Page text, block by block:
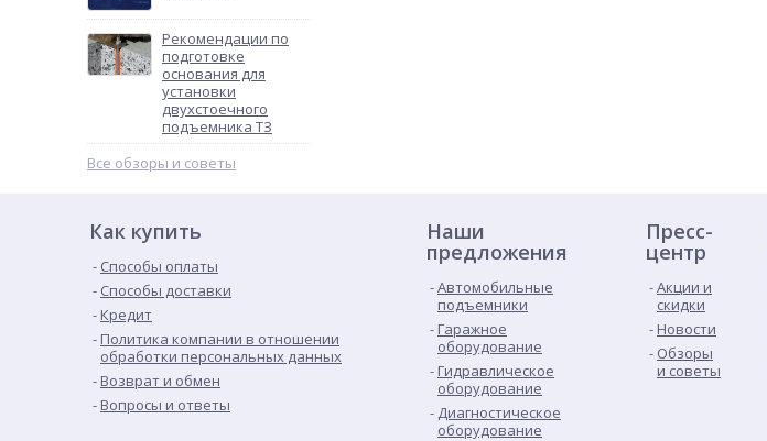
Рекомендации по
подготовке
основания для
установки
двухстоечного
подъемника ТЗ
Все обзоры и советы
Как купить
Способы оплаты
Способы доставки
Кредит
Политика компании в отношении
обработки персональных данных
Возврат и обмен
Вопросы и ответы
Наши
предложения
Автомобильные
подъемники
Гаражное
оборудование
Гидравлическое
оборудование
Диагностическое
оборудование
Пресс-
центр
Акции и
скидки
Новости
Обзоры
и советы